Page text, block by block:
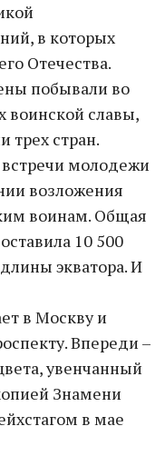
в которых
Отечества.
побывали во
воинской славы,
трех стран.
молодежи
возложения
воинам. Общая
10 500
экватора. И
в Москву и
Впереди –
увенчанный
Знамени
в мае